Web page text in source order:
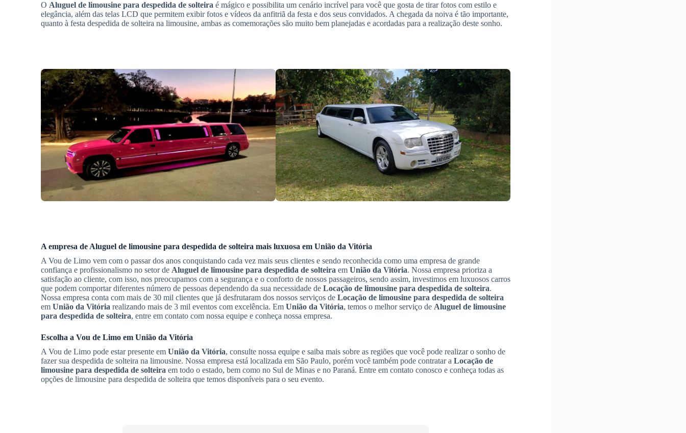
O Aluguel de limousine para despedida de solteira é mágico e possibilita um cenário incrível para você que gosta de tirar fotos com estilo e
elegância, além das telas LCD que permitem exibir fotos e vídeos da anfitriã da festa e dos seus convidados. A chegada da noiva é tão importante,
quanto à festa despedida de solteira na limousine, ambas as comemorações são muito bem planejadas e acordadas para a realização deste sonho.
A empresa de Aluguel de limousine para despedida de solteira mais luxuosa em União da Vitória
A Vou de Limo vem com o passar dos anos conquistando cada vez mais seus clientes e sendo reconhecida como uma empresa de grande
confiança e profissionalismo no setor de Aluguel de limousine para despedida de solteira em União da Vitória. Nossa empresa prioriza a
satisfação ao cliente, com isso, nos preocupamos com a segurança e o conforto de nossos passageiros, sendo assim, investimos em luxuosos carros
que podem comportar diferentes número de pessoas dependendo da sua necessidade de Locação de limousine para despedida de solteira.
Nossa empresa conta com mais de 30 mil clientes que já desfrutaram dos nossos serviços de Locação de limousine para despedida de solteira
em União da Vitória realizando mais de 3 mil eventos com excelência. Em União da Vitória, temos o melhor serviço de Aluguel de limousine
para despedida de solteira, entre em contato com nossa equipe e conheça nossa empresa.
Escolha a Vou de Limo em União da Vitória
A Vou de Limo pode estar presente em União da Vitória, consulte nossa equipe e saiba mais sobre as regiões que você pode realizar o sonho de
fazer sua despedida de solteira na limousine. Nossa empresa está localizada em São Paulo, porém você também pode contratar a Locação de
limousine para despedida de solteira em todo o estado, bem como no Sul de Minas e no Paraná. Entre em contato conosco e conheça todas as
opções de limousine para despedida de solteira que temos disponíveis para o seu evento.